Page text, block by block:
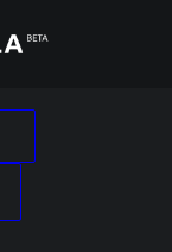
sikkerhet